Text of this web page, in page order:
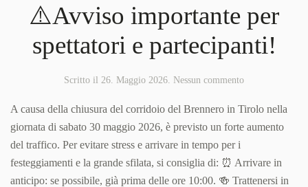
⚠️Avviso importante per
spettatori e partecipanti!
Scritto il 26. Maggio 2026 Nessun commentosu
importante
spettatori
partecipanti!
A causa della chiusura del corridoio del Brennero in Tirolo nella
giornata di sabato 30 maggio 2026, è previsto un forte aumento
del traffico. Per evitare stress e arrivare in tempo per i
festeggiamenti e la grande sfilata, si consiglia di: ⏰ Arrivare in
anticipo: se possibile, già prima delle ore 10:00. 🍻 Trattenersi in